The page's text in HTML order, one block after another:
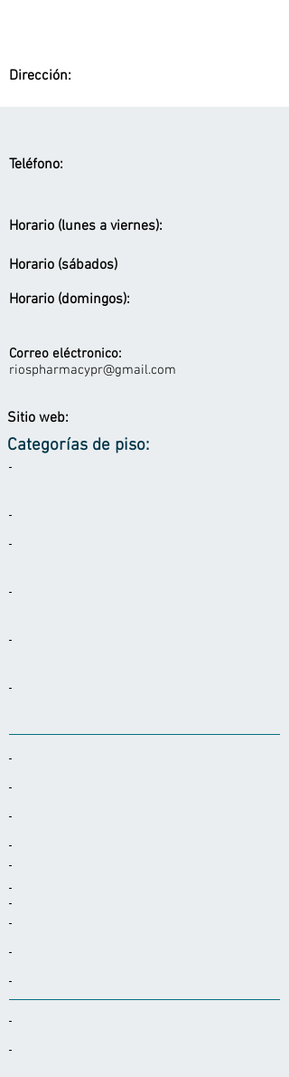
Dirección:
Teléfono:
Horario (lunes a viernes):
Horario (sábados)
Horario (domingos):
Correo eléctronico:
riospharmacypr@gmail.com
Sitio web:
Categorías de piso:
-
-
-
-
-
-
-
-
-
-
-
-
-
-
-
-
-
-